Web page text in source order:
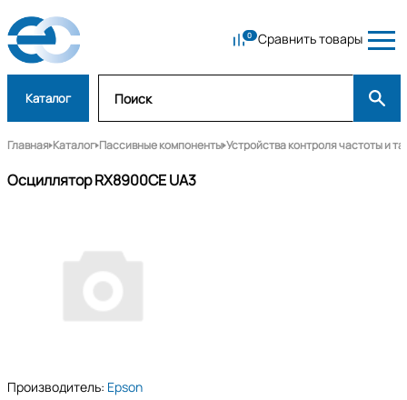
Сравнить товары
Каталог
Главная Каталог Пассивные компоненты Устройства контроля частоты и
Осциллятор RX8900CE UA3
Производитель: Epson